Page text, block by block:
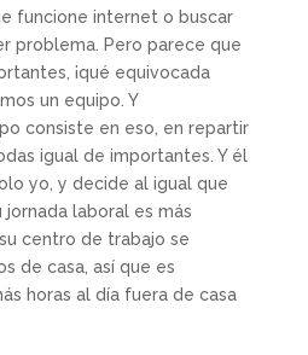
funcione internet o buscar
problema. Pero parece que
¡qué equivocada
un equipo. Y
consiste en eso, en repartir
igual de importantes. Y él
yo, y decide al igual que
jornada laboral es más
centro de trabajo se
de casa, así que es
horas al día fuera de casa